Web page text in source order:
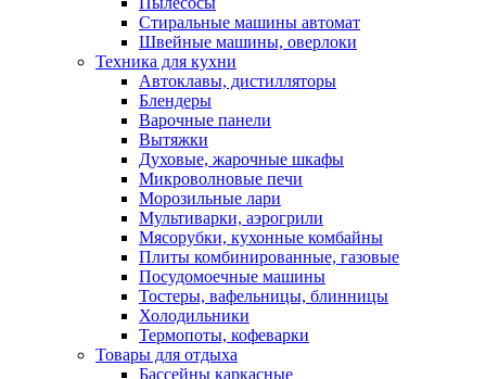
Стиральные машины автомат
Швейные машины, оверлоки
Техника для кухни
Автоклавы, дистилляторы
Блендеры
Варочные панели
Вытяжки
Духовые, жарочные шкафы
Микроволновые печи
Морозильные лари
Мультиварки, аэрогрили
Мясорубки, кухонные комбайны
Плиты комбинированные, газовые
Посудомоечные машины
Тостеры, вафельницы, блинницы
Холодильники
Термопоты, кофеварки
Товары для отдыха
Бассейны каркасные